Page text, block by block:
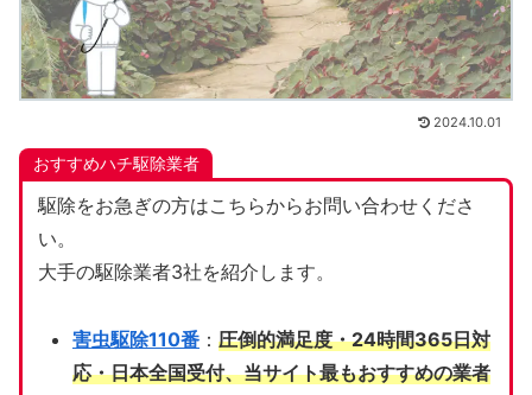
2024.10.01
おすすめハチ駆除業者
駆除をお急ぎの方はこちらからお問い合わせくださ
い。
大手の駆除業者3社を紹介します。
害虫駆除110番： 圧倒的満足度・24時間365日対
応・日本全国受付、当サイト最もおすすめの業者